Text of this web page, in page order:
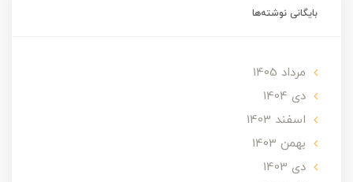
بایگانی نوشته‌ها
مرداد 1405
دی 1404
اسفند 1403
بهمن 1403
دی 1403